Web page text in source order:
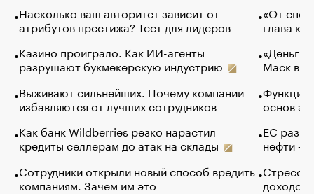
Насколько ваш авторитет зависит от
атрибутов престижа? Тест для лидеров
Казино проиграло. Как ИИ-агенты
разрушают букмекерскую индустрию
Выживают сильнейших. Почему компании
избавляются от лучших сотрудников
Как банк Wildberries резко нарастил
кредиты селлерам до атак на склады
Сотрудники открыли новый способ вредить
компаниям. Зачем им это
«От
глава
«Деньги
Маск в
Функции
основ
ЕС
нефти —
Стресс
доходов